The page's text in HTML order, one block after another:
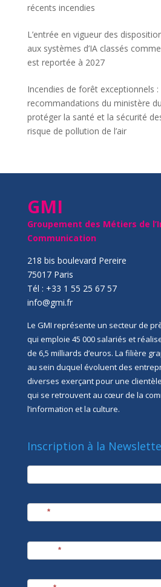
récents incendies
L’entrée en vigueur des
aux systèmes d’IA classés
est reportée à 2027
Incendies de forêt exceptionnels :
recommandations du ministère
protéger la santé et la sécurité
risque de pollution de l’air
GMI
Groupement des Métiers de
Communication
218 bis boulevard Pereire
75017 Paris
Tél : +33 1 55 25 67 57
info@gmi.fr
Le GMI représente un secteur de
qui emploie 45 000 salariés et
de 6,5 milliards d’euros. La filière
au sein duquel évoluent des
diverses exerçant pour une
qui se retrouvent au cœur de la
l’information et la culture.
Inscription à la
newsletter
*
*